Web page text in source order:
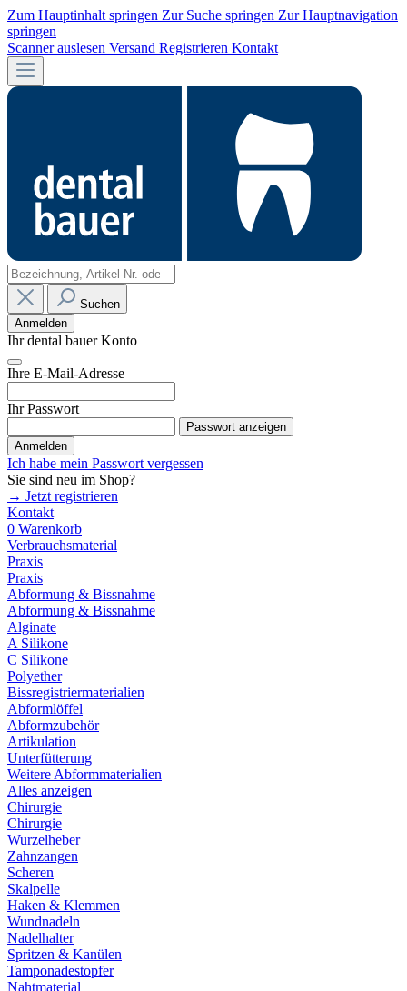
Zum Hauptinhalt springen Zur Suche springen Zur Hauptnavigation
springen
Scanner auslesen Versand Registrieren Kontakt
Suchen
Anmelden
Ihr dental bauer Konto
Ihre E-Mail-Adresse
Ihr Passwort
Passwort anzeigen
Anmelden
Ich habe mein Passwort vergessen
Sie sind neu im Shop?
→ Jetzt registrieren
Kontakt
0 Warenkorb
Verbrauchsmaterial
Praxis
Praxis
Abformung & Bissnahme
Abformung & Bissnahme
Alginate
A Silikone
C Silikone
Polyether
Bissregistriermaterialien
Abformlöffel
Abformzubehör
Artikulation
Unterfütterung
Weitere Abformmaterialien
Alles anzeigen
Chirurgie
Chirurgie
Wurzelheber
Zahnzangen
Scheren
Skalpelle
Haken & Klemmen
Wundnadeln
Nadelhalter
Spritzen & Kanülen
Tamponadestopfer
Nahtmaterial